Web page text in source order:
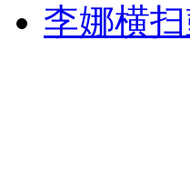
李娜横